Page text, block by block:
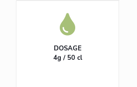
DOSAGE
4g / 50 cl